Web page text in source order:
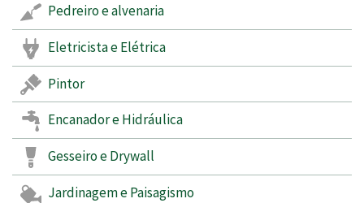
Pedreiro e alvenaria
Eletricista e Elétrica
Pintor
Encanador e Hidráulica
Gesseiro e Drywall
Jardinagem e Paisagismo